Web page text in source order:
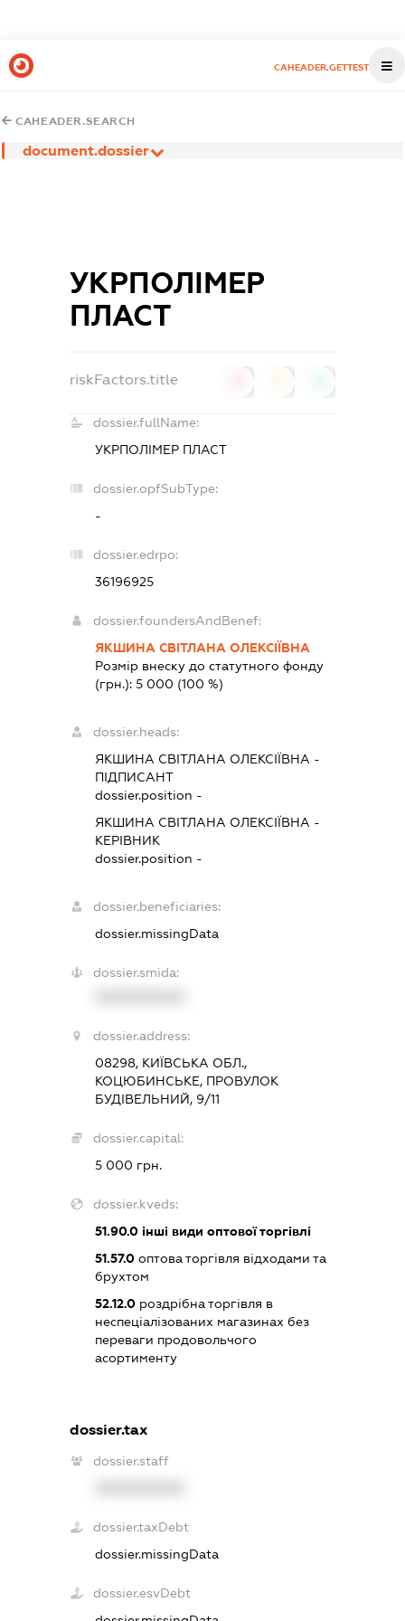
CAHEADER.GETTEST
CAHEADER.SEARCH
document.dossier
УКРПОЛІМЕР
ПЛАСТ
riskFactors.title
dossier.fullName:
УКРПОЛІМЕР ПЛАСТ
dossier.opfSubType:
-
dossier.edrpo:
36196925
dossier.foundersAndBenef:
ЯКШИНА СВІТЛАНА ОЛЕКСІЇВНА
Розмір внеску до статутного фонду
(грн.):5 000 (100 %)
dossier.heads:
ЯКШИНА СВІТЛАНА ОЛЕКСІЇВНА -
ПІДПИСАНТ
dossier.position -
ЯКШИНА СВІТЛАНА ОЛЕКСІЇВНА -
КЕРІВНИК
dossier.position -
dossier.beneficiaries:
dossier.missingData
dossier.smida:
dossier.address:
08298, КИЇВСЬКА ОБЛ.,
КОЦЮБИНСЬКЕ, ПРОВУЛОК
БУДІВЕЛЬНИЙ, 9/11
dossier.capital:
5 000 грн.
dossier.kveds:
51.90.0 інші види оптової торгівлі
51.57.0 оптова торгівля відходами та
брухтом
52.12.0 роздрібна торгівля в
неспеціалізованих магазинах без
переваги продовольчого
асортименту
dossier.tax
dossier.staff
dossier.taxDebt
dossier.missingData
dossier.esvDebt